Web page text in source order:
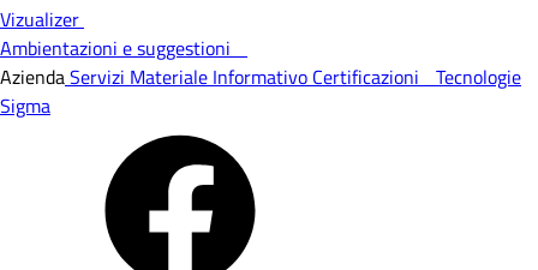
Vizualizer
Ambientazioni e suggestioni
AziendaServizi Materiale Informativo Certificazioni Tecnologie
Sigma